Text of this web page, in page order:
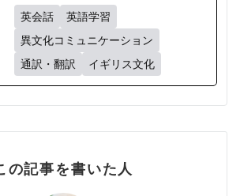
英会話
英語学習
異文化コミュニケーション
通訳・翻訳
イギリス文化
の記事を書いた人